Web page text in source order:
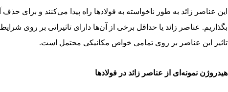
این عناصر زائد به طور ناخواسته به فولادها راه پیدا می‌کنند و برای
بگذاریم. عناصر زائد یا حداقل برخی از آن‌ها دارای تاثیراتی بر روی
تاثیر این عناصر بر روی تمامی خواص مکانیکی محتمل است.
هیدروژن نمونه‌ای از عناصر زائد در فولادها